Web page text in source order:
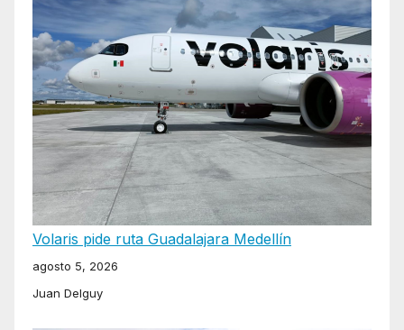
Volaris pide ruta Guadalajara Medellín
agosto 5, 2026
Juan Delguy